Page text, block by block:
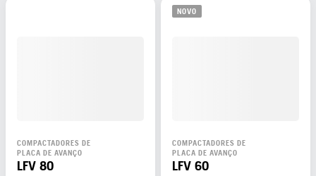
COMPACTADORES DE
PLACA DE AVANÇO
LFV 80
NOVO
COMPACTADORES DE
PLACA DE AVANÇO
LFV 60